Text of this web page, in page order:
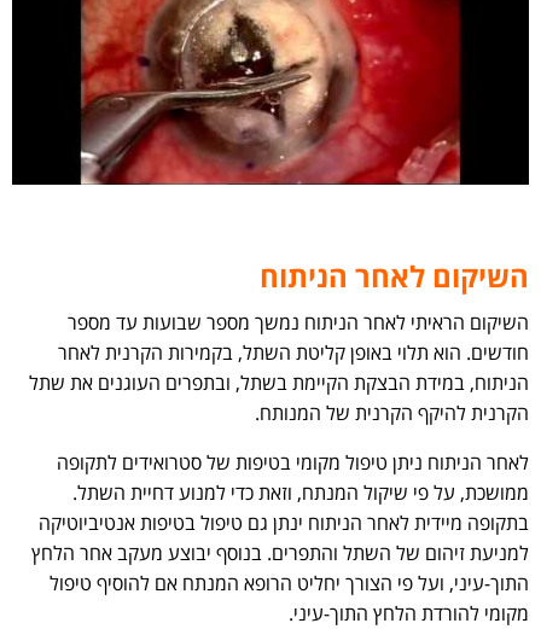
השיקום לאחר הניתוח
השיקום הראיתי לאחר הניתוח נמשך מספר שבועות עד מספר
חודשים. הוא תלוי באופן קליטת השתל, בקמירות הקרנית לאחר
הניתוח, במידת הבצקת הקיימת בשתל, ובתפרים העוגנים את שתל
הקרנית להיקף הקרנית של המנותח.
לאחר הניתוח ניתן טיפול מקומי בטיפות של סטרואידים לתקופה
ממושכת, על פי שיקול המנתח, וזאת כדי למנוע דחיית השתל.
בתקופה מיידית לאחר הניתוח ינתן גם טיפול בטיפות אנטיביוטיקה
למניעת זיהום של השתל והתפרים. בנוסף יבוצע מעקב אחר הלחץ
התוך-עיני, ועל פי הצורך יחליט הרופא המנתח אם להוסיף טיפול
מקומי להורדת הלחץ התוך-עיני.